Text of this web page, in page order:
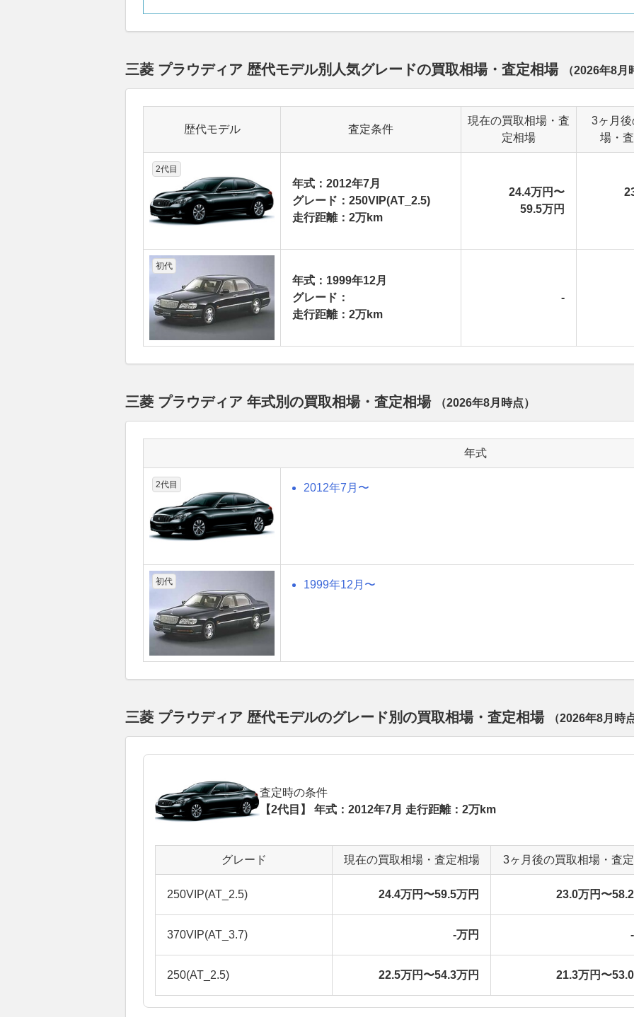
三菱 プラウディア 歴代モデル別人気グレードの買取相場・査定相場 （2026年8月
歴代モデル 査定条件
現在の買取相場・査
定相場
3ヶ月
場・
2代目
年式：2012年7月
グレード：250VIP(AT_2.5)
走行距離：2万km
24.4万円〜
59.5万円
初代
年式：1999年12月
グレード：
走行距離：2万km
-
三菱 プラウディア 年式別の買取相場・査定相場 （2026年8月 時点）
年式
2代目 2012年7月〜
初代 1999年12月〜
三菱 プラウディア 歴代モデルのグレード別の買取相場・査定相場 （2026年8月 時
査定時の条件
【2代目】 年式：2012年7月 走行距離：2万km
グレード 現在の買取相場・査定相場 3ヶ月後の買取相場・査
250VIP(AT_2.5) 24.4万円〜59.5万円 23.0万円〜
370VIP(AT_3.7) -万円
250(AT_2.5) 22.5万円〜54.3万円 21.3万円〜